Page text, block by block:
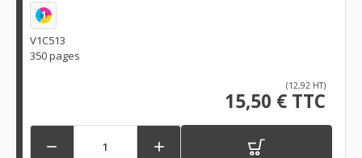
1
V1C513
350 pages
(12,92 HT)
15,50 € TTC
 